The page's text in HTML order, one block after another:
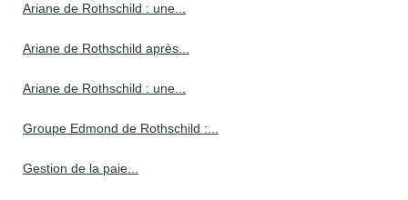
Ariane de Rothschild : une...
Ariane de Rothschild après...
Ariane de Rothschild : une...
Groupe Edmond de Rothschild :...
Gestion de la paie...